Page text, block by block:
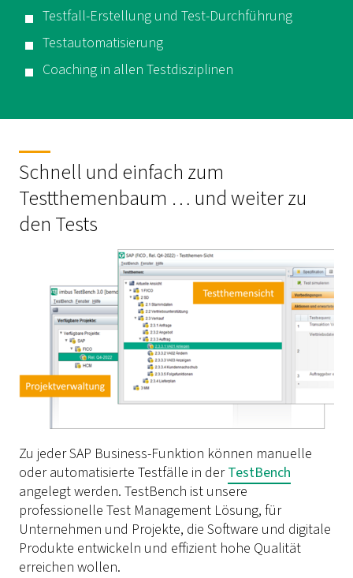
Testfall-Erstellung und Test-Durchführung
Testautomatisierung
Coaching in allen Testdisziplinen
Schnell und einfach zum
Testthemenbaum … und weiter zu
den Tests
Zu jeder SAP Business-Funktion können manuelle
oder automatisierte Testfälle in derTestBench
angelegt werden. TestBench ist unsere
professionelle Test Management Lösung, für
Unternehmen und Projekte, die Software und digitale
Produkte entwickeln und effizient hohe Qualität
erreichen wollen.